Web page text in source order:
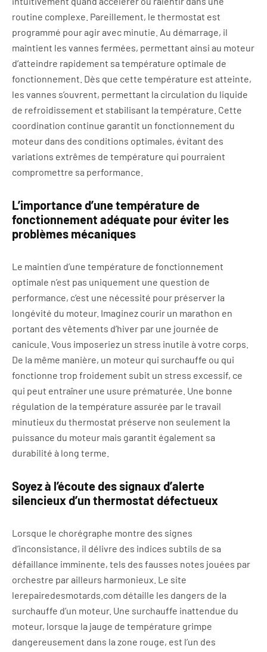
routine complexe. Pareillement, le thermostat est
programmé pour agir avec minutie. Au démarrage, il
maintient les vannes fermées, permettant ainsi au moteur
d’atteindre rapidement sa température optimale de
fonctionnement. Dès que cette température est atteinte,
les vannes s’ouvrent, permettant la circulation du liquide
de refroidissement et stabilisant la température. Cette
coordination continue garantit un fonctionnement du
moteur dans des conditions optimales, évitant des
variations extrêmes de température qui pourraient
compromettre sa performance.
L’importance d’une température de
fonctionnement adéquate pour éviter les
problèmes mécaniques
Le maintien d’une température de fonctionnement
optimale n’est pas uniquement une question de
performance, c’est une nécessité pour préserver la
longévité du moteur. Imaginez courir un marathon en
portant des vêtements d’hiver par une journée de
canicule. Vous imposeriez un stress inutile à votre corps.
De la même manière, un moteur qui surchauffe ou qui
fonctionne trop froidement subit un stress excessif, ce
qui peut entraîner une usure prématurée. Une bonne
régulation de la température assurée par le travail
minutieux du thermostat préserve non seulement la
puissance du moteur mais garantit également sa
durabilité à long terme.
Soyez à l’écoute des signaux d’alerte
silencieux d’un thermostat défectueux
Lorsque le chorégraphe montre des signes
d’inconsistance, il délivre des indices subtils de sa
défaillance imminente, tels des fausses notes jouées par
orchestre par ailleurs harmonieux. Le site
lerepairedesmotards.com détaille les dangers de la
surchauffe d’un moteur. Une surchauffe inattendue du
moteur, lorsque la jauge de température grimpe
dangereusement dans la zone rouge, est l’un des